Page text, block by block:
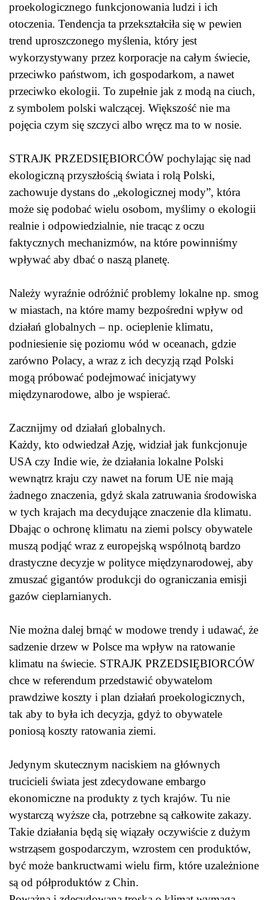
proekologicznego funkcjonowania ludzi i ich
otoczenia. Tendencja ta przekształciła się w pewien
trend uproszczonego myślenia, który jest
wykorzystywany przez korporacje na całym świecie,
przeciwko państwom, ich gospodarkom, a nawet
przeciwko ekologii. To zupełnie jak z modą na ciuch,
z symbolem polski walczącej. Większość nie ma
pojęcia czym się szczyci albo wręcz ma to w nosie.
STRAJK PRZEDSIĘBIORCÓW pochylając się nad
ekologiczną przyszłością świata i rolą Polski,
zachowuje dystans do „ekologicznej mody”, która
może się podobać wielu osobom, myślimy o ekologii
realnie i odpowiedzialnie, nie tracąc z oczu
faktycznych mechanizmów, na które powinniśmy
wpływać aby dbać o naszą planetę.
Należy wyraźnie odróżnić problemy lokalne np. smog
w miastach, na które mamy bezpośredni wpływ od
działań globalnych – np. ocieplenie klimatu,
podniesienie się poziomu wód w oceanach, gdzie
zarówno Polacy, a wraz z ich decyzją rząd Polski
mogą próbować podejmować inicjatywy
międzynarodowe, albo je wspierać.
Zacznijmy od działań globalnych.
Każdy, kto odwiedzał Azję, widział jak funkcjonuje
USA czy Indie wie, że działania lokalne Polski
wewnątrz kraju czy nawet na forum UE nie mają
żadnego znaczenia, gdyż skala zatruwania środowiska
w tych krajach ma decydujące znaczenie dla klimatu.
Dbając o ochronę klimatu na ziemi polscy obywatele
muszą podjąć wraz z europejską wspólnotą bardzo
drastyczne decyzje w polityce międzynarodowej, aby
zmuszać gigantów produkcji do ograniczania emisji
gazów cieplarnianych.
Nie można dalej brnąć w modowe trendy i udawać, że
sadzenie drzew w Polsce ma wpływ na ratowanie
klimatu na świecie. STRAJK PRZEDSIĘBIORCÓW
chce w referendum przedstawić obywatelom
prawdziwe koszty i plan działań proekologicznych,
tak aby to była ich decyzja, gdyż to obywatele
poniosą koszty ratowania ziemi.
Jedynym skutecznym naciskiem na głównych
trucicieli świata jest zdecydowane embargo
ekonomiczne na produkty z tych krajów. Tu nie
wystarczą wyższe cła, potrzebne są całkowite zakazy.
Takie działania będą się wiązały oczywiście z dużym
wstrząsem gospodarczym, wzrostem cen produktów,
być może bankructwami wielu firm, które uzależnione
są od półproduktów z Chin.